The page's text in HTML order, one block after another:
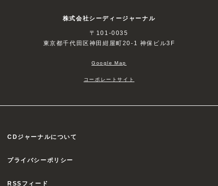
株式会社シーディージャーナル
〒101-0035
東京都千代田区神田紺屋町20-1 神保ビル3F
Google Map
コーポレートサイト
CDジャーナルについて
プライバシーポリシー
RSSフィード